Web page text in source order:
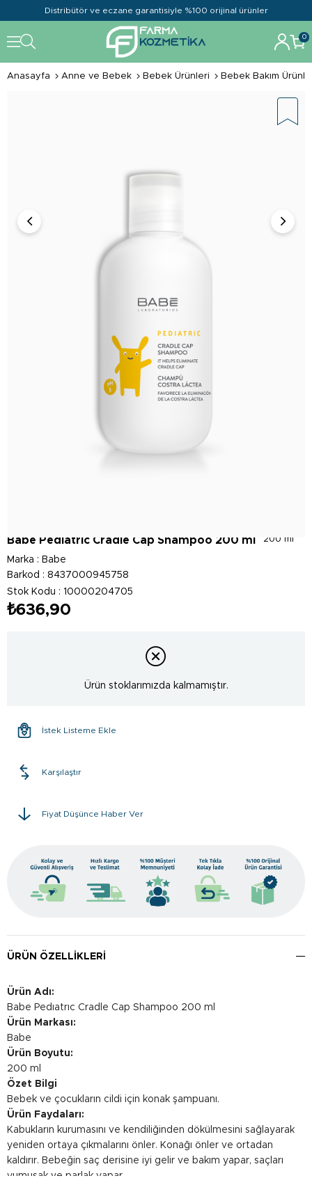
Distribütör ve eczane garantisiyle %100 orijinal ürünler
0
Anasayfa Anne ve Bebek Bebek Ürünleri Bebek Bakım
200 ml
Babe Pedıatrıc Cradle Cap Shampoo 200 ml
Marka : Babe
Barkod : 8437000945758
Stok Kodu
10000204705
₺636,90
Ürün stoklarımızda kalmamıştır.
İstek Listeme Ekle
Karşılaştır
Fiyat Düşünce Haber Ver
ÜRÜN ÖZELLIKLERI
Ürün Adı:
Babe Pedıatrıc Cradle Cap Shampoo 200 ml
Ürün Markası:
Babe
Ürün Boyutu:
200 ml
Özet Bilgi
Bebek ve çocukların cildi için konak şampuanı.
Ürün Faydaları:
Kabukların kurumasını ve kendiliğinden dökülmesini sağlayarak
yeniden ortaya çıkmalarını önler. Konağı önler ve ortadan
kaldırır. Bebeğin saç derisine iyi gelir ve bakım yapar, saçları
yumuşak ve parlak yapar.